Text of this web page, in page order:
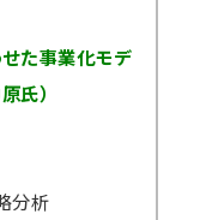
た事業化モデ
氏）
分析